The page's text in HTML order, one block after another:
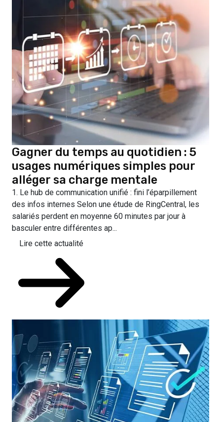
Gagner du temps au quotidien : 5
usages numériques simples pour
alléger sa charge mentale
1. Le hub de communication unifié : fini l’éparpillement
des infos internes Selon une étude de RingCentral, les
salariés perdent en moyenne 60 minutes par jour à
basculer entre différentes ap...
Lire cette actualité